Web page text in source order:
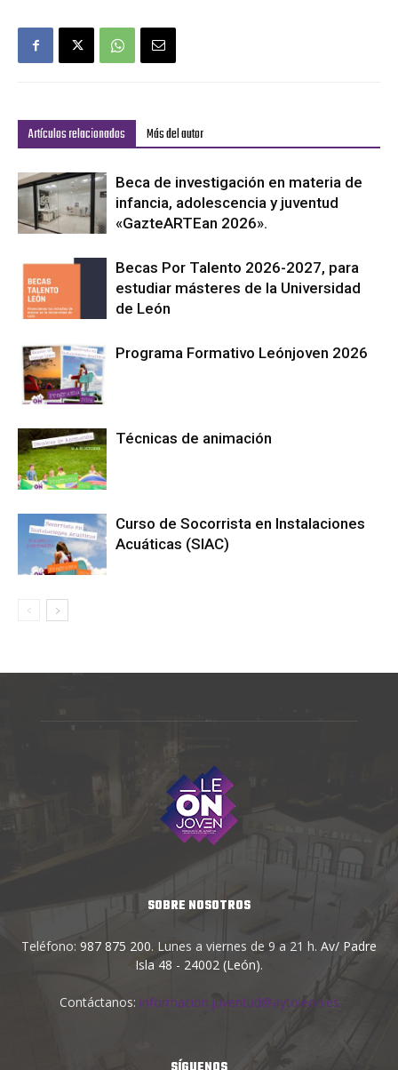
Artículos relacionados Más del autor
Beca de investigación en materia de
infancia, adolescencia y juventud
«GazteARTEan 2026».
Becas Por Talento 2026-2027, para
estudiar másteres de la Universidad
de León
Programa Formativo Leónjoven 2026
Técnicas de animación
Curso de Socorrista en Instalaciones
Acuáticas (SIAC)
SOBRE NOSOTROS
Teléfono: 987 875 200. Lunes a viernes de 9 a 21 h. Av/ Padre
Isla 48 - 24002 (León).
Contáctanos: informacion.juventud@aytoleon.es